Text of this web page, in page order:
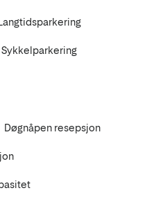
Sykkelparkering
Døgnåpen resepsjon